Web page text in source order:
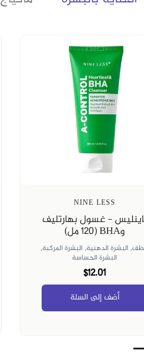
BEESLINE
بيزلين - كريم ألترا سكرين
50 (50 مل)
واقي الشمس
$15.25
أضف إلى السلة